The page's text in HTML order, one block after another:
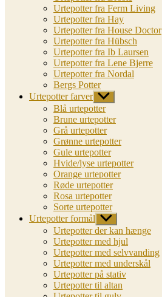
Urtepotter fra Ferm Living
Urtepotter fra Hay
Urtepotter fra House Doctor
Urtepotter fra Hübsch
Urtepotter fra Ib Laursen
Urtepotter fra Lene Bjerre
Urtepotter fra Nordal
Bergs Potter
Urtepotter farver Vis
undermenu
Blå urtepotter
Brune urtepotter
Grå urtepotter
Grønne urtepotter
Gule urtepotter
Hvide/lyse urtepotter
Orange urtepotter
Røde urtepotter
Rosa urtepotter
Sorte urtepotter
Urtepotter formål Vis
undermenu
Urtepotter der kan hænge
Urtepotter med hjul
Urtepotter med selvvanding
Urtepotter med underskål
Urtepotter på stativ
Urtepotter til altan